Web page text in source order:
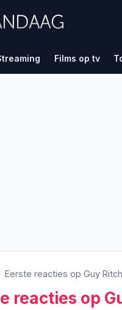
Films op tv
Eerste reacties op Guy
reacties op